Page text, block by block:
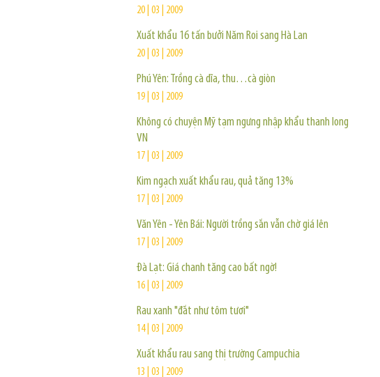
20 | 03 | 2009
Xuất khẩu 16 tấn bưởi Năm Roi sang Hà Lan
20 | 03 | 2009
Phú Yên: Trồng cà dĩa, thu…cà giòn
19 | 03 | 2009
Không có chuyện Mỹ tạm ngưng nhập khẩu thanh long
VN
17 | 03 | 2009
Kim ngạch xuất khẩu rau, quả tăng 13%
17 | 03 | 2009
Văn Yên - Yên Bái: Người trồng sắn vẫn chờ giá lên
17 | 03 | 2009
Đà Lạt: Giá chanh tăng cao bất ngờ!
16 | 03 | 2009
Rau xanh "đắt như tôm tươi"
14 | 03 | 2009
Xuất khẩu rau sang thị trường Campuchia
13 | 03 | 2009